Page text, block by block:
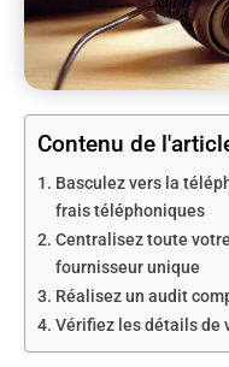
Contenu de
Basculez vers la
frais téléphoniques
Centralisez toute
fournisseur unique
Réalisez un audit
Vérifiez les détails de